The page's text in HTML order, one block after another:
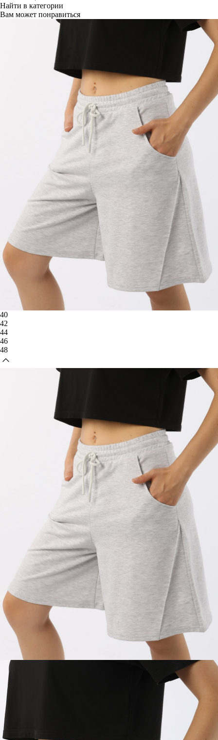
Найти в категории
Вам может понравиться
40
42
44
46
48